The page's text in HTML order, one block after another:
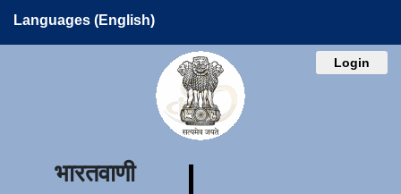
Languages (English)
Login
भारतवाणी